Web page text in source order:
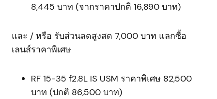
8,445 บาท (จากราคาปกติ 16,890 บาท)
และ / หรือ รับส่วนลดสูงสด 7,000 บาท แลกซื้อ
เลนส์ราคาพิเศษ
RF 15-35 f2.8L IS USM ราคาพิเศษ 82,500
บาท (ปกติ 86,500 บาท)